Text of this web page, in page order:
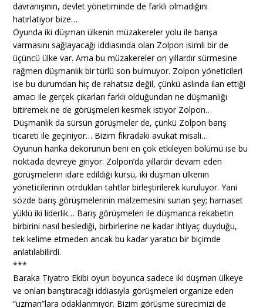
davranışının, devlet yönetiminde de farklı olmadığını
hatırlatıyor bize…
Oyunda iki düşman ülkenin müzakereler yolu ile barışa
varmasını sağlayacağı iddiasında olan Zolpon isimli bir de
üçüncü ülke var. Ama bu müzakereler on yıllardır sürmesine
rağmen düşmanlık bir türlü son bulmuyor. Zolpon yöneticileri
ise bu durumdan hiç de rahatsız değil, çünkü aslında ilan ettiği
amacı ile gerçek çıkarları farklı olduğundan ne düşmanlığı
bitiremek ne de görüşmeleri kesmek istiyor Zolpon…
Düşmanlık da sürsün görüşmeler de, çünkü Zolpon barış
ticareti ile geçiniyor… Bizim fıkradaki avukat misali…
Oyunun harika dekorunun beni en çok etkileyen bölümü ise bu
noktada devreye giriyor: Zolpon’da yıllardır devam eden
görüşmelerin idare edildiği kürsü, iki düşman ülkenin
yöneticilerinin otrdukları tahtlar birleştirilerek kuruluyor. Yani
sözde barış görüşmelerinin malzemesini sunan şey; hamaset
yüklü iki liderlik… Barış görüşmeleri ile düşmanca rekabetin
birbirini nasıl beslediği, birbirlerine ne kadar ihtiyaç duyduğu,
tek kelime etmeden ancak bu kadar yaratıcı bir biçimde
anlatılabilirdi.
***
Baraka Tiyatro Ekibi oyun boyunca sadece iki düşman ülkeye
ve onları barıştıracağı iddiasıyla görüşmeleri organize eden
“uzman”lara odaklanmıyor. Bizim görüşme sürecimizi de